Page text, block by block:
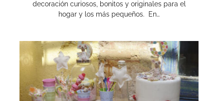
decoración curiosos, bonitos y originales para el
hogar y los más pequeños. En…